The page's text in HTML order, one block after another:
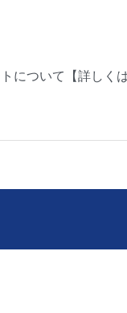
について【詳しく